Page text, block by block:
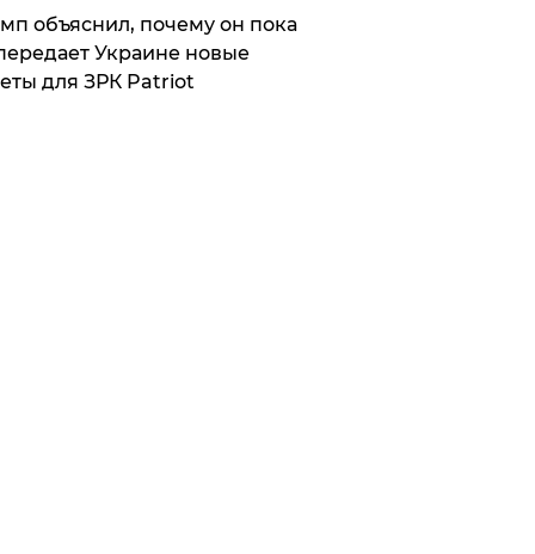
объяснил, почему он пока
Украине новые
для ЗРК Patriot